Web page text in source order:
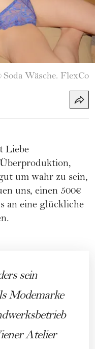
Soda Wäsche. FlexCo
Liebe
um wahr zu sein,
uns, einen 500€
an eine glückliche
sein
Modemarke
Atelier